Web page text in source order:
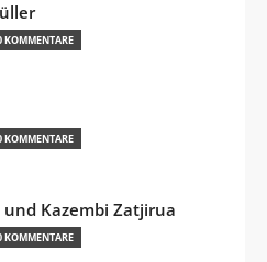
KOMMENTARE
KOMMENTARE
und Kazembi Zatjirua
KOMMENTARE